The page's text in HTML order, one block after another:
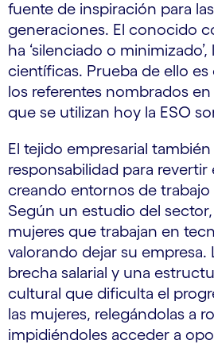
fuente de inspiración para
generaciones. El conocido
ha ‘silenciado o
científicas. Prueba de ello es
los referentes nombrados
que se utilizan hoy la ESO
El tejido empresarial
responsabilidad para revertir
creando entornos de trabajo
Según un estudio del sector,
mujeres que trabajan en
valorando dejar su empresa.
brecha salarial y una
cultural que dificulta el
las mujeres, relegándolas a
impidiéndoles acceder a